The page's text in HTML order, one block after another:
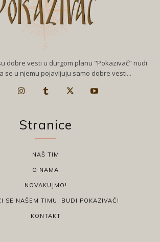
dobre vesti u durgom planu "Pokazivač" nudi
se u njemu pojavljuju samo dobre vesti...
Stranice
NAŠ TIM
O NAMA
NOVAKUJMO!
SE NAŠEM TIMU, BUDI POKAZIVAČ!
KONTAKT